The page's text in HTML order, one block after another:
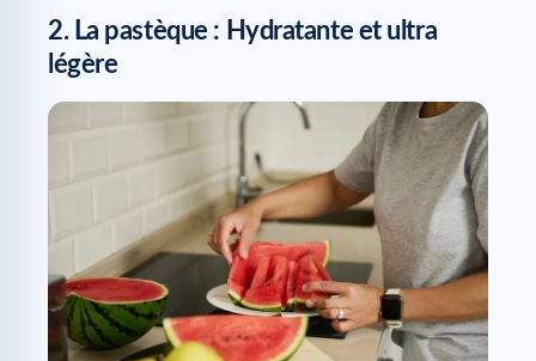
2. La pastèque : Hydratante et ultra
légère